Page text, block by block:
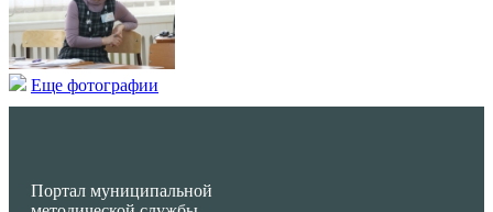
Еще фотографии
Портал муниципальной